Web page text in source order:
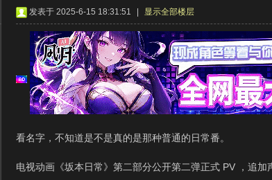
发表于 2025-6-15 18:31:51 显示全部楼层
看名字，不知道是不是真的是那种普通的日常番。
电视动画《坂本日常》第二部分公开第二弹正式 PV ，追